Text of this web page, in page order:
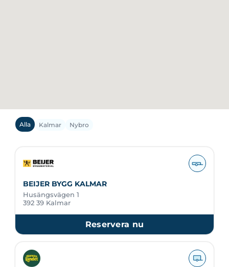
Alla Kalmar Nybro
BEIJER BYGG KALMAR
Husängsvägen 1
392 39 Kalmar
Reservera nu